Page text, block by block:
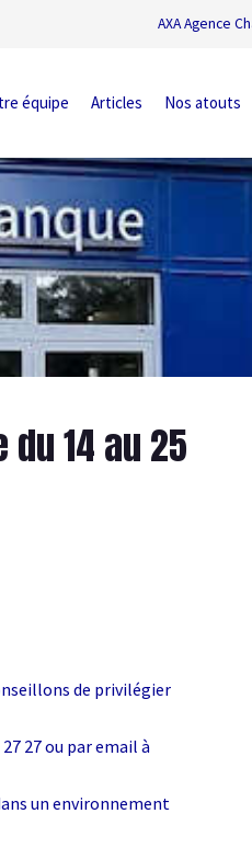
AXA Agence
équipe Articles Nos atouts
14 au 25
de privilégier
27 ou par email à
un environnement